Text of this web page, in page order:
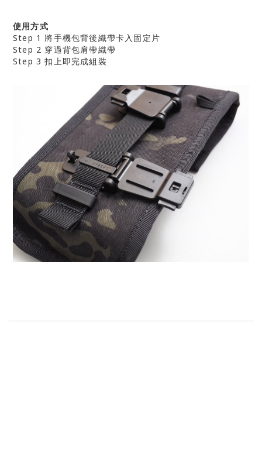
使用方式
Step 1 將手機包背後織帶卡入固定片
Step 2 穿過背包肩帶織帶
Step 3 扣上即完成組裝